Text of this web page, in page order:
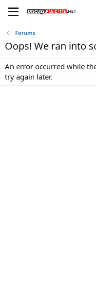
Forums
Oops! We ran into
An error occurred while
try again later.